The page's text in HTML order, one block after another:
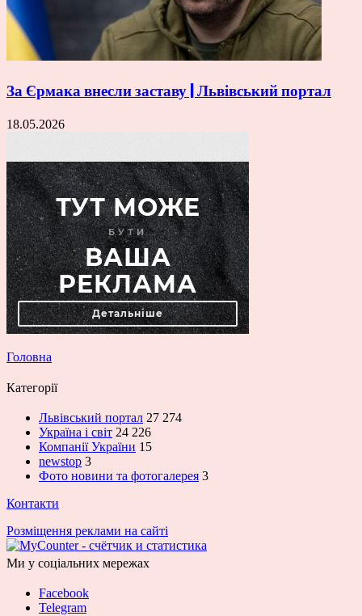
За Єрмака внесли заставу | Львівський портал
18.05.2026
Головна
Категорії
Львівський портал 27 274
Україна і світ 24 226
Компанії України 15
newstop 3
Фото новини та фотогалерея 3
Контакти
Розміщення реклами на сайті
Ми у соціальних мережах
Facebook
Telegram